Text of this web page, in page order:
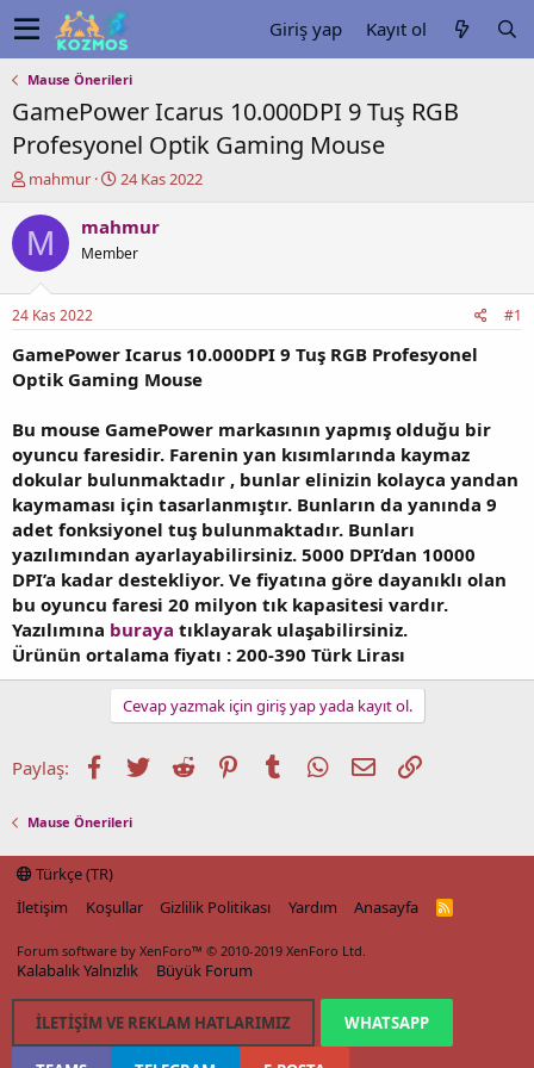
Giriş yap Kayıt ol
Mause Önerileri
GamePower Icarus 10.000DPI 9 Tuş RGB
Profesyonel Optik Gaming Mouse
K
n
u
y
b
a
ş
a
a
n
mahmur
B
ş
a
ç
a
i
h
i
24 Kas 2022
M mahmur
Member
24 Kas 2022 #1
GamePower Icarus 10.000DPI 9 Tuş RGB Profesyonel
Optik Gaming Mouse
Bu mouse GamePower markasının yapmış olduğu bir
oyuncu faresidir. Farenin yan kısımlarında kaymaz
dokular bulunmaktadır , bunlar elinizin kolayca yandan
kaymaması için tasarlanmıştır. Bunların da yanında 9
adet fonksiyonel tuş bulunmaktadır. Bunları
yazılımından ayarlayabilirsiniz. 5000 DPI’dan 10000
DPI’a kadar destekliyor. Ve fiyatına göre dayanıklı olan
bu oyuncu faresi 20 milyon tık kapasitesi vardır.
Yazılımına buraya tıklayarak ulaşabilirsiniz.
Ürünün ortalama fiyatı : 200-390 Türk Lirası
Cevap yazmak için giriş yap yada kayıt ol.
Paylaş: Facebook
TwitterReddit PinterestTumblrWhatsApp
E-postaLink
Mause Önerileri
Türkçe (TR)
İletişim
Koşullar Gizlilik Politikası Yardım Anasayfa
R
Forum software by XenForo™ © 2010-2019 XenForo Ltd.
Kalabalık Yalnızlık Büyük Forum
İLETIŞIM VE REKLAM HATLARIMIZ WHATSAPP